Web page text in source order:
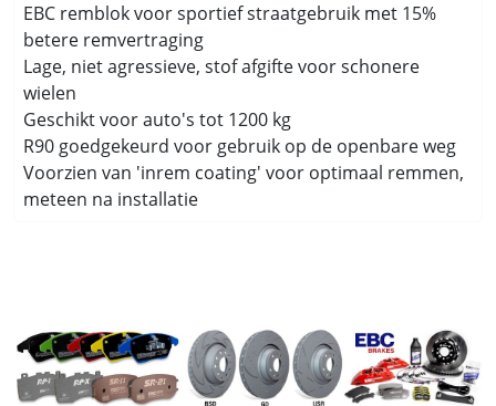
EBC remblok voor sportief straatgebruik met 15%
betere remvertraging
Lage, niet agressieve, stof afgifte voor schonere
wielen
Geschikt voor auto's tot 1200 kg
R90 goedgekeurd voor gebruik op de openbare weg
Voorzien van 'inrem coating' voor optimaal remmen,
meteen na installatie